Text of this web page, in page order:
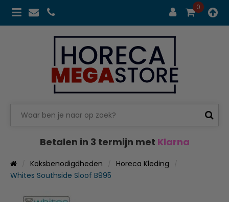
0
Betalen in 3 termijn met Klarna
Koksbenodigdheden
Horeca Kleding
Whites Southside Sloof B995